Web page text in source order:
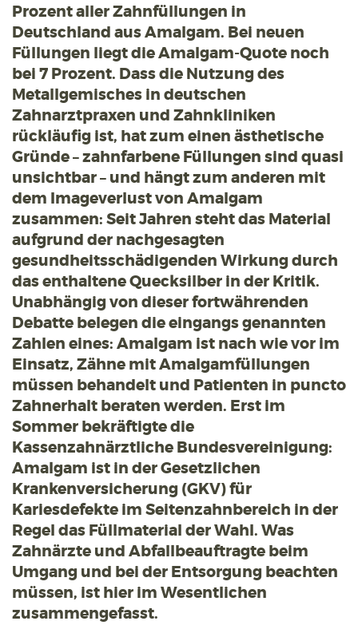
Prozent aller Zahnfüllungen in
Deutschland aus Amalgam. Bei neuen
Füllungen liegt die Amalgam-Quote noch
bei 7 Prozent. Dass die Nutzung des
Metallgemisches in deutschen
Zahnarztpraxen und Zahnkliniken
rückläufig ist, hat zum einen ästhetische
Gründe – zahnfarbene Füllungen sind quasi
unsichtbar – und hängt zum anderen mit
dem Imageverlust von Amalgam
zusammen: Seit Jahren steht das Material
aufgrund der nachgesagten
gesundheitsschädigenden Wirkung durch
das enthaltene Quecksilber in der Kritik.
Unabhängig von dieser fortwährenden
Debatte belegen die eingangs genannten
Zahlen eines: Amalgam ist nach wie vor im
Einsatz, Zähne mit Amalgamfüllungen
müssen behandelt und Patienten in puncto
Zahnerhalt beraten werden. Erst im
Sommer bekräftigte die
Kassenzahnärztliche Bundesvereinigung:
Amalgam ist in der Gesetzlichen
Krankenversicherung (GKV) für
Kariesdefekte im Seitenzahnbereich in der
Regel das Füllmaterial der Wahl. Was
Zahnärzte und Abfallbeauftragte beim
Umgang und bei der Entsorgung beachten
müssen, ist hier im Wesentlichen
zusammengefasst.